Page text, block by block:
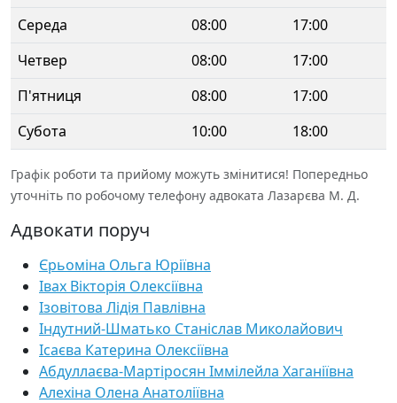
Середа
08:00
17:00
Четвер
08:00
17:00
П'ятниця
08:00
17:00
Субота
10:00 18:00
Графік роботи та прийому можуть змінитися! Попередньо
уточніть по робочому телефону адвоката Лазарєва М. Д.
Адвокати поруч
Єрьоміна Ольга Юріївна
Івах Вікторія Олексіївна
Ізовітова Лідія Павлівна
Індутний-Шматько Станіслав Миколайович
Ісаєва Катерина Олексіївна
Абдуллаєва-Мартіросян Іммілейла Хаганіївна
Алехіна Олена Анатоліївна